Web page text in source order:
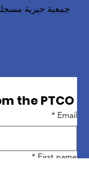
جمعية خيرية
the PTCO
Email
*
First name
*